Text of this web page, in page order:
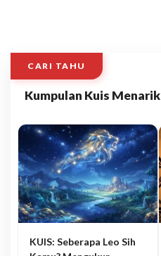
CARI TAHU
Kumpulan Kuis Menarik
KUIS: Seberapa Leo Sih